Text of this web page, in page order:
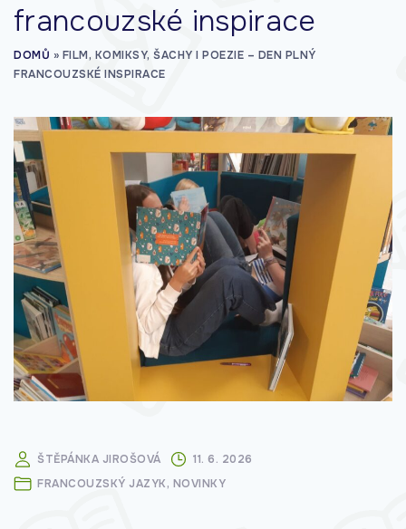
francouzské inspirace
DOMŮ » FILM, KOMIKSY, ŠACHY I POEZIE – DEN PLNÝ
FRANCOUZSKÉ INSPIRACE
ŠTĚPÁNKA JIROŠOVÁ
11. 6. 2026
FRANCOUZSKÝ JAZYK NOVINKY